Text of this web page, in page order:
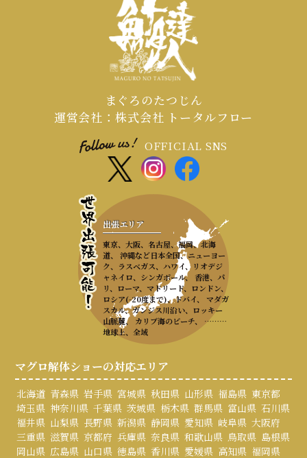
まぐろのたつじん
運営会社：株式会社 トータルフロー
OFFICIAL SNS
出張エリア
東京、大阪、名古屋、福岡、北海
道、 沖縄など日本全国、ニューヨー
ク、ラスベガス、ハワイ、リオデジ
ャネイロ、シンガポール、 香港、パ
リ、ローマ、マドリード、ロンドン、
ロシア(-20度まで)、ドバイ、 マダガ
スカル、ガンジス川沿い、ロッキー
山脈麓、 カリブ海のビーチ、 ………
地球上、全域
マグロ解体ショーの対応エリア
北海道 青森県 岩手県 宮城県 秋田県 山形県 福島県 東京都
埼玉県 神奈川県 千葉県 茨城県 栃木県 群馬県 富山県 石川県
福井県 山梨県 長野県 新潟県 静岡県 愛知県 岐阜県 大阪府
三重県 滋賀県 京都府 兵庫県 奈良県 和歌山県 鳥取県 島根県
岡山県 広島県 山口県 徳島県 香川県 愛媛県 高知県 福岡県